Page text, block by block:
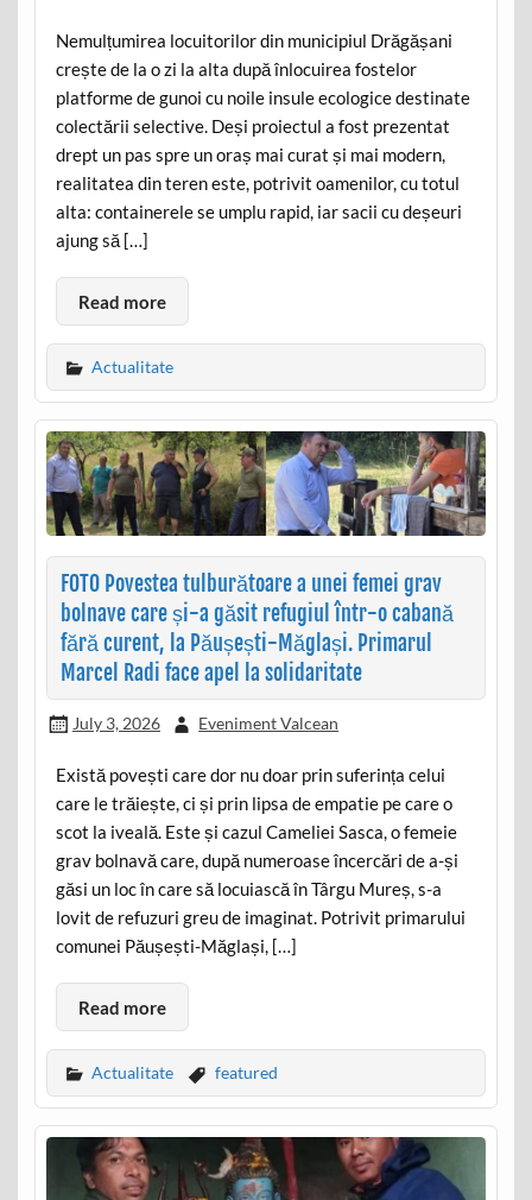
Nemulțumirea locuitorilor din municipiul Drăgășani
crește de la o zi la alta după înlocuirea fostelor
platforme de gunoi cu noile insule ecologice destinate
colectării selective. Deși proiectul a fost prezentat
drept un pas spre un oraș mai curat și mai modern,
realitatea din teren este, potrivit oamenilor, cu totul
alta: containerele se umplu rapid, iar sacii cu deșeuri
ajung să […]
Read more
Actualitate
FOTO Povestea tulburătoare a unei femei grav
bolnave care și-a găsit refugiul într-o cabană
fără curent, la Păușești-Măglași. Primarul
Marcel Radi face apel la solidaritate
July 3, 2026 Eveniment Valcean
Există povești care dor nu doar prin suferința celui
care le trăiește, ci și prin lipsa de empatie pe care o
scot la iveală. Este și cazul Cameliei Sasca, o femeie
grav bolnavă care, după numeroase încercări de a-și
găsi un loc în care să locuiască în Târgu Mureș, s-a
lovit de refuzuri greu de imaginat. Potrivit primarului
comunei Păușești-Măglași, […]
Read more
Actualitate featured